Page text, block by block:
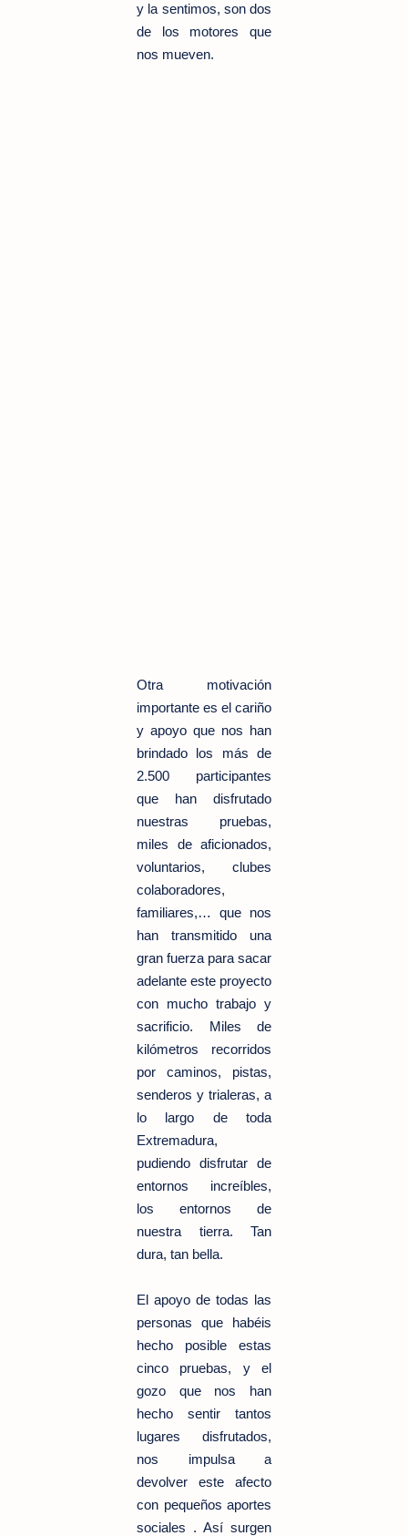
y la sentimos, son dos
de los motores que
nos mueven.
Otra motivación
importante es el cariño
y apoyo que nos han
brindado los más de
2.500 participantes
que han disfrutado
nuestras pruebas,
miles de aficionados,
voluntarios, clubes
colaboradores,
familiares,… que nos
han transmitido una
gran fuerza para sacar
adelante este proyecto
con mucho trabajo y
sacrificio. Miles de
kilómetros recorridos
por caminos, pistas,
senderos y trialeras, a
lo largo de toda
Extremadura,
pudiendo disfrutar de
entornos increíbles,
los entornos de
nuestra tierra. Tan
dura, tan bella.
El apoyo de todas las
personas que habéis
hecho posible estas
cinco pruebas, y el
gozo que nos han
hecho sentir tantos
lugares disfrutados,
nos impulsa a
devolver este afecto
con pequeños aportes
sociales . Así surgen